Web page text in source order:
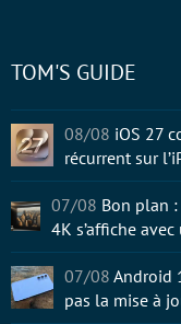
TOM'S GUIDE
08/08 iOS 27
récurrent sur
07/08 Bon plan
4K s’affiche
07/08 Android
pas la mise à